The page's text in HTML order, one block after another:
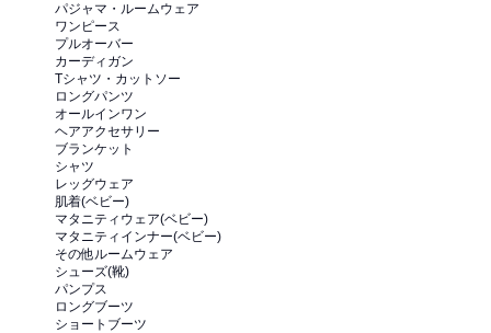
パジャマ・ルームウェア
ワンピース
プルオーバー
カーディガン
Tシャツ・カットソー
ロングパンツ
オールインワン
ヘアアクセサリー
ブランケット
シャツ
レッグウェア
肌着(ベビー)
マタニティウェア(ベビー)
マタニティインナー(ベビー)
その他ルームウェア
シューズ(靴)
パンプス
ロングブーツ
ショートブーツ